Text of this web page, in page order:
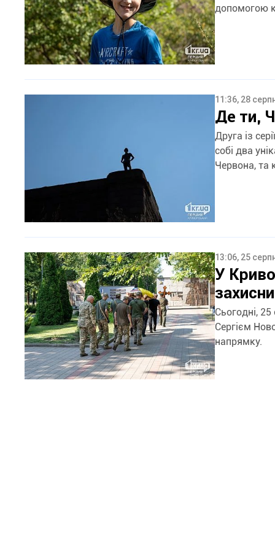
допомогою
11:36, 28
Де ти,
Друга із
собі два
Червона, та
13:06, 25
У
Сьогодні,
Сергієм
напрямку.